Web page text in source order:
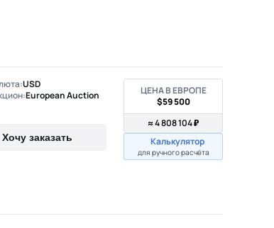
USD
European Auction
Хочу заказать
ЦЕНА В ЕВРОПЕ
$59 500
≈ 4 808 104 ₽
Калькулятор
для ручного расчёта